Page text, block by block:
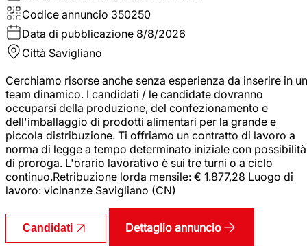
Codice annuncio 350250
Data di pubblicazione 8/8/2026
Città Savigliano
Cerchiamo risorse anche senza esperienza da inserire in un
team dinamico. I candidati / le candidate dovranno
occuparsi della produzione, del confezionamento e
dell'imballaggio di prodotti alimentari per la grande e
piccola distribuzione. Ti offriamo un contratto di lavoro a
norma di legge a tempo determinato iniziale con possibilità
di proroga. L'orario lavorativo è sui tre turni o a ciclo
continuo.Retribuzione lorda mensile: € 1.877,28 Luogo di
lavoro: vicinanze Savigliano (CN)
Candidati Dettaglio annuncio